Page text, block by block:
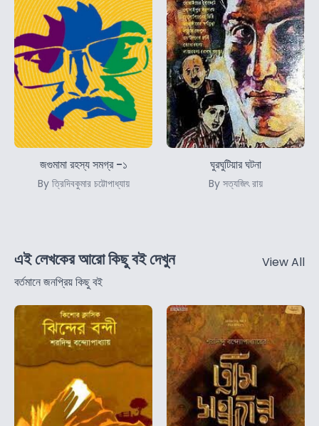
জগুমামা রহস্য সমগ্র -১
By ত্রিদিবকুমার চট্টোপাধ্যায়
ঘুরঘুটিয়ার ঘটনা
By সত্যজিৎ রায়
এই লেখকের আরো কিছু বই দেখুন
বর্তমানে জনপ্রিয় কিছু বই
View All